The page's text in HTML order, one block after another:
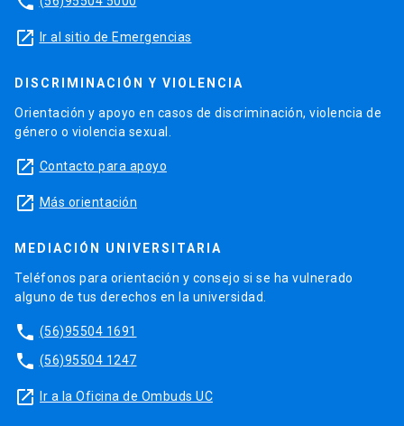
launch Ir al sitio de Emergencias
DISCRIMINACIÓN Y VIOLENCIA
Orientación y apoyo en casos de discriminación, violencia de
género o violencia sexual.
launch Contacto para apoyo
launch Más orientación
MEDIACIÓN UNIVERSITARIA
Teléfonos para orientación y consejo si se ha vulnerado
alguno de tus derechos en la universidad.
phone (56)95504 1691
phone (56)95504 1247
launch Ir a la Oficina de Ombuds UC